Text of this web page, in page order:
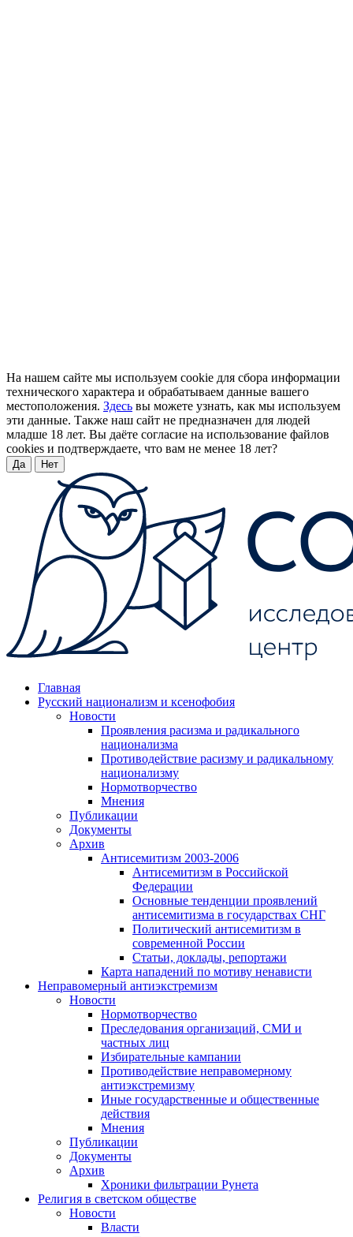
На нашем сайте мы используем cookie для сбора информации
технического характера и обрабатываем данные вашего
местоположения. Здесь вы можете узнать, как мы используем
эти данные. Также наш сайт не предназначен для людей
младше 18 лет. Вы даёте согласие на использование файлов
cookies и подтверждаете, что вам не менее 18 лет?
Да Нет
Главная
Русский национализм и ксенофобия
Новости
Проявления расизма и радикального
национализма
Противодействие расизму и радикальному
национализму
Нормотворчество
Мнения
Публикации
Документы
Архив
Антисемитизм 2003-2006
Антисемитизм в Российской
Федерации
Основные тенденции проявлений
антисемитизма в государствах СНГ
Политический антисемитизм в
современной России
Статьи, доклады, репортажи
Карта нападений по мотиву ненависти
Неправомерный антиэкстремизм
Новости
Нормотворчество
Преследования организаций, СМИ и
частных лиц
Избирательные кампании
Противодействие неправомерному
антиэкстремизму
Иные государственные и общественные
действия
Мнения
Публикации
Документы
Архив
Хроники фильтрации Рунета
Религия в светском обществе
Новости
Власти